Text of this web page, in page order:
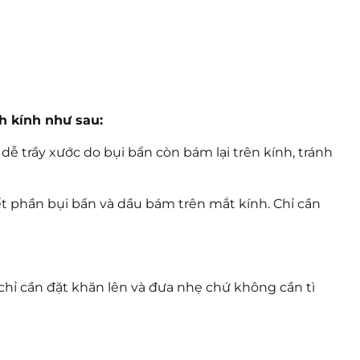
phức tạp.
1.60 có đặc tính cực kỳ dai, chịu lực tốt, là lựa
viền).
đa, giúp đôi mắt không bị dại, kính nhẹ nhàng,
kính như sau:
trầy xước do bụi bẩn còn bám lại trên kính, tránh
bụi bẩn và dầu bám trên mắt kính. Chỉ cần
cần đặt khăn lên và đưa nhẹ chứ không cần tì